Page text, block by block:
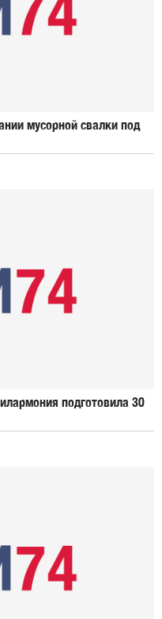
мусорной свалки под
подготовила 30